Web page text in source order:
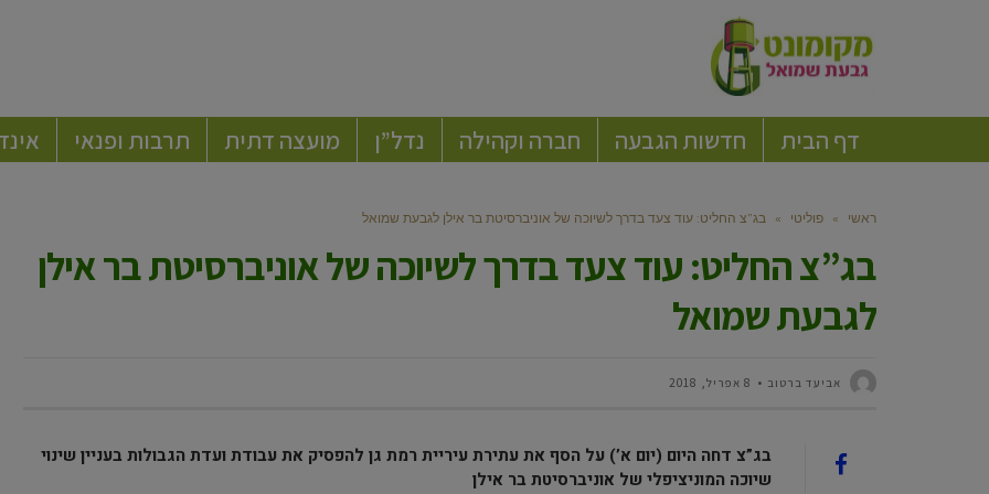
דף הבית חדשות הגבעה חברה וקהילה נדל”ן מועצה דתית תרבות ופנאי
ראשי » פוליטי » בג”צ החליט: עוד צעד בדרך לשיוכה של אוניברסיטת בר אילן לגבעת שמואל
בג”צ החליט: עוד צעד בדרך לשיוכה של אוניברסיטת בר אילן
לגבעת שמואל
אביעד ברטוב 8 אפריל, 2018
בג”צ דחה היום (יום א’) על הסף את עתירת עיריית רמת גן להפסיק את עבודת ועדת הגבולות בעניין שינוי
שיוכה המוניציפלי של אוניברסיטת בר אילן